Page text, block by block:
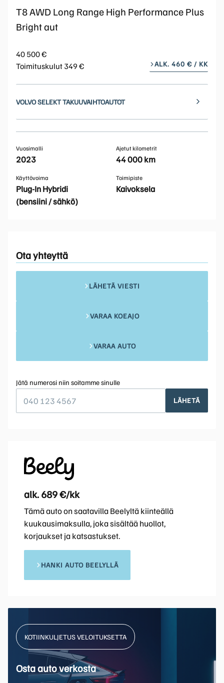
T8 AWD Long Range High Performance Plus
Bright aut
40 500 €
Toimituskulut 349 €
ALK. 460 € / KK
VOLVO SELEKT TAKUUVAIHTOAUTOT
Vuosimalli
2023
Ajetut kilometrit
44 000 km
Käyttövoima
Plug-In Hybridi
(bensiini / sähkö)
Toimipiste
Kaivoksela
Ota yhteyttä
LÄHETÄ VIESTI
VARAA KOEAJO
VARAA AUTO
Jätä numerosi niin soitamme sinulle
LÄHETÄ
alk. 689 €/kk
Tämä auto on saatavilla Beelyltä kiinteällä
kuukausimaksulla, joka sisältää huollot,
korjaukset ja katsastukset.
HANKI AUTO BEELYLLÄ
KOTIINKULJETUS VELOITUKSETTA
Osta auto verkosta